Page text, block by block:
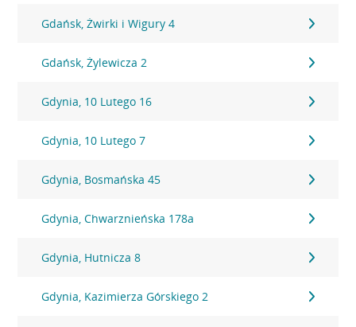
Gdańsk, Żwirki i Wigury 4
Gdańsk, Żylewicza 2
Gdynia, 10 Lutego 16
Gdynia, 10 Lutego 7
Gdynia, Bosmańska 45
Gdynia, Chwarznieńska 178a
Gdynia, Hutnicza 8
Gdynia, Kazimierza Górskiego 2